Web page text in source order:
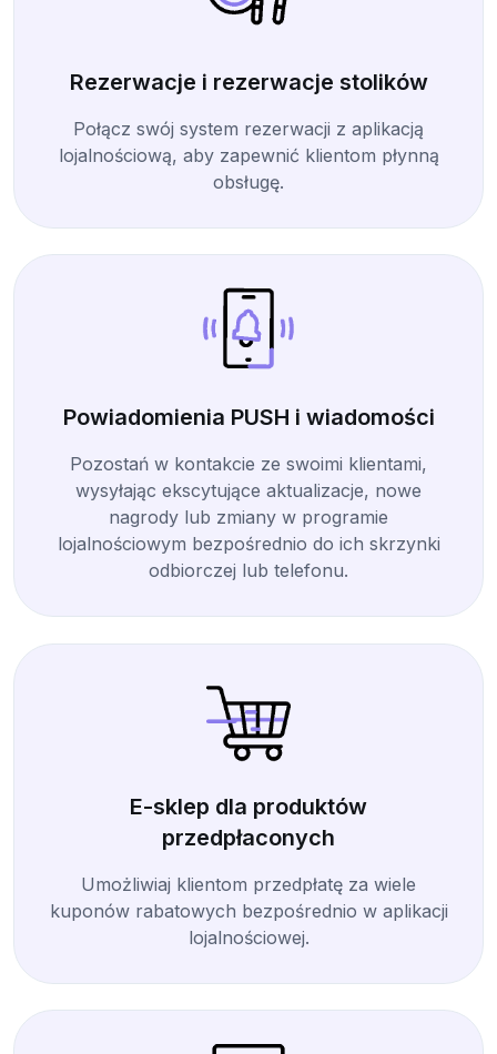
Rezerwacje i rezerwacje stolików
Połącz swój system rezerwacji z aplikacją
lojalnościową, aby zapewnić klientom płynną
obsługę.
Powiadomienia PUSH i wiadomości
Pozostań w kontakcie ze swoimi klientami,
wysyłając ekscytujące aktualizacje, nowe
nagrody lub zmiany w programie
lojalnościowym bezpośrednio do ich skrzynki
odbiorczej lub telefonu.
E-sklep dla produktów
przedpłaconych
Umożliwiaj klientom przedpłatę za wiele
kuponów rabatowych bezpośrednio w aplikacji
lojalnościowej.